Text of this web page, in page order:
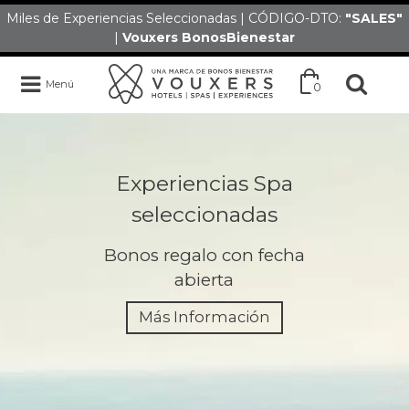
Miles de Experiencias Seleccionadas | CÓDIGO-DTO: "SALES"
| Vouxers BonosBienestar
Menú 0
Experiencias Spa
seleccionadas
Bonos regalo con fecha
abierta
Más Información